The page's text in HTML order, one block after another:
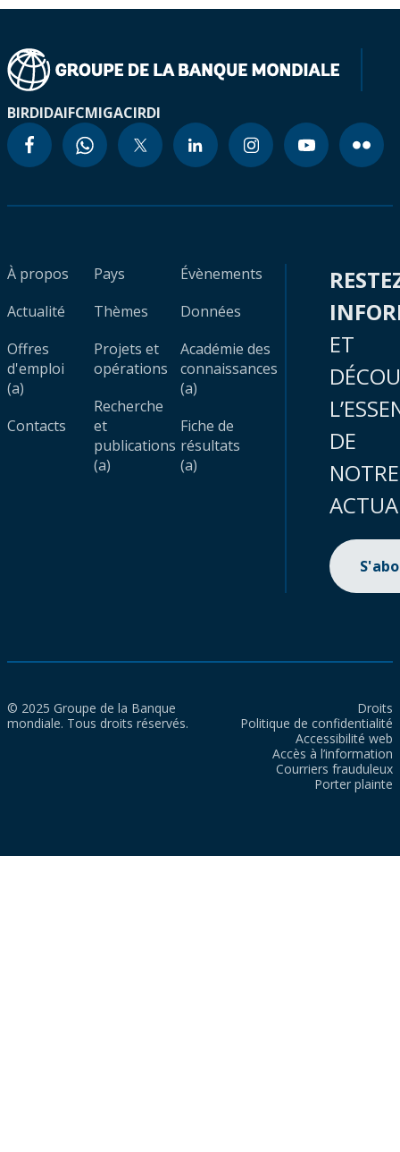
BIRDIDAIFCMIGACIRDI
À propos
Actualité
Offres
d'emploi
(a)
Contacts
Pays
Thèmes
Projets et
opérations
Recherche
et
publications
(a)
Évènements
Données
Académie des
connaissances
(a)
Fiche de
résultats
(a)
ET
DE
NOTRE
© 2025 Groupe de la Banque
mondiale. Tous droits réservés.
Droits
Politique de confidentialité
Accessibilité web
Accès à l’information
Courriers frauduleux
Porter plainte